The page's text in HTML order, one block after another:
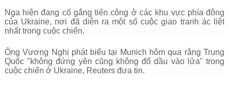
Nga hiện đang cố gắng tiến công ở các khu vực phía đông
của Ukraine, nơi đã diễn ra một số cuộc giao tranh ác liệt
nhất trong cuộc chiến.
Ông Vương Nghị phát biểu tại Munich hôm qua rằng Trung
Quốc "không đứng yên cũng không đổ dầu vào lửa" trong
cuộc chiến ở Ukraine, Reuters đưa tin.